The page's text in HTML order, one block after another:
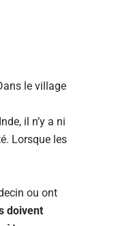
le village
il n’y a ni
Lorsque les
ou ont
doivent